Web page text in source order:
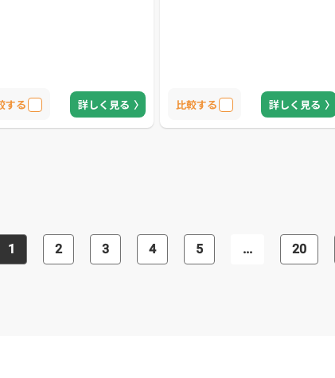
する 詳しく見る 比較する 詳しく見る
1 2 3 4 5 ... 20